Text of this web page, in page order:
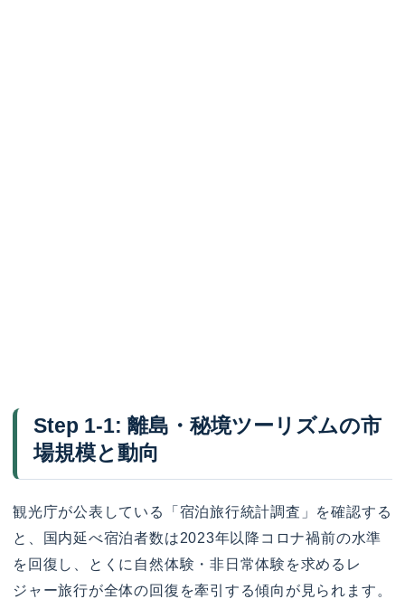
Step 1-1: 離島・秘境ツーリズムの市
場規模と動向
観光庁が公表している「宿泊旅行統計調査」を確認する
と、国内延べ宿泊者数は2023年以降コロナ禍前の水準
を回復し、とくに自然体験・非日常体験を求めるレ
ジャー旅行が全体の回復を牽引する傾向が見られます。